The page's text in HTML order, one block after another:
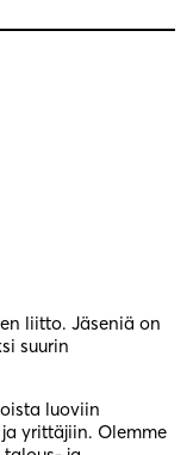
liitto. Jäseniä on
suurin
luoviin
yrittäjiin. Olemme